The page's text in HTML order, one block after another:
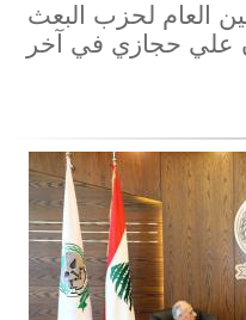
العام لحزب البعث
علي حجازي في آخر